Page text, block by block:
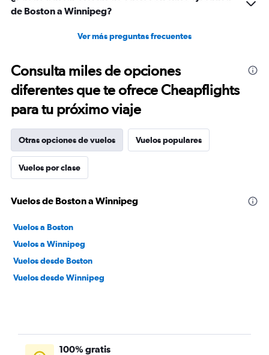
de Boston a Winnipeg?
Ver más preguntas frecuentes
Consulta miles de opciones
diferentes que te ofrece Cheapflights
para tu próximo viaje
Otras opciones de vuelos Vuelos populares
Vuelos por clase
Vuelos de Boston a Winnipeg
Vuelos a Boston
Vuelos a Winnipeg
Vuelos desde Boston
Vuelos desde Winnipeg
100% gratis